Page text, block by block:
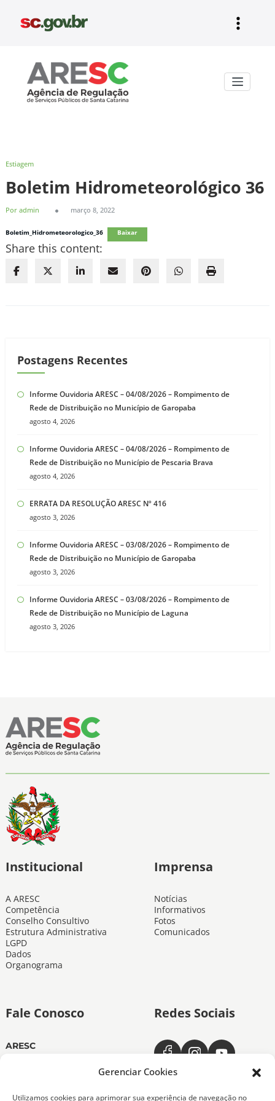
Gerenciar Cookies
Utilizamos cookies para aprimorar sua experiência de navegação no
Estiagem
Boletim Hidrometeorológico 36
Por admin março 8, 2022
Boletim_Hidrometeorologico_36 Baixar
Share this content:
Postagens Recentes
Informe Ouvidoria ARESC – 04/08/2026 – Rompimento de
Rede de Distribuição no Município de Garopaba
agosto 4, 2026
Informe Ouvidoria ARESC – 04/08/2026 – Rompimento de
Rede de Distribuição no Município de Pescaria Brava
agosto 4, 2026
ERRATA DA RESOLUÇÃO ARESC Nº 416
agosto 3, 2026
Informe Ouvidoria ARESC – 03/08/2026 – Rompimento de
Rede de Distribuição no Município de Garopaba
agosto 3, 2026
Informe Ouvidoria ARESC – 03/08/2026 – Rompimento de
Rede de Distribuição no Município de Laguna
agosto 3, 2026
Institucional
A ARESC
Competência
Conselho Consultivo
Estrutura Administrativa
LGPD
Dados
Organograma
Imprensa
Notícias
Informativos
Fotos
Comunicados
Fale Conosco
ARESC
ARESC Ouvidoria
Redes Sociais